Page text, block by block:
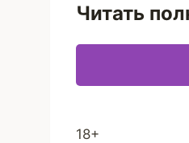
Читать
18+